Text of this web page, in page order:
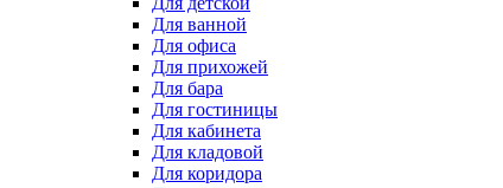
Для ванной
Для офиса
Для прихожей
Для бара
Для гостиницы
Для кабинета
Для кладовой
Для коридора